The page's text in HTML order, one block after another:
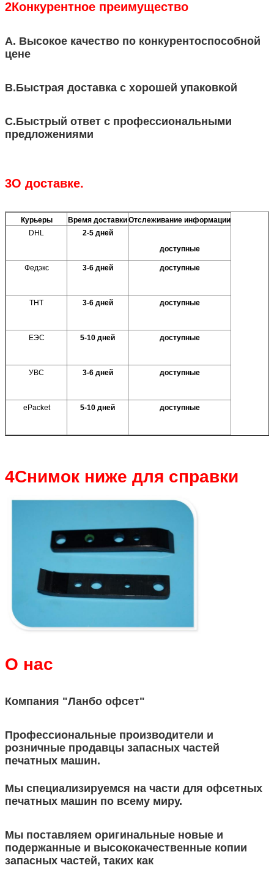
2Конкурентное преимущество
A. Высокое качество по конкурентоспособной
цене
B.Быстрая доставка с хорошей упаковкой
С.Быстрый ответ с профессиональными
предложениями
3О доставке.
Курьеры Время доставкиОтслеживание информации
DHL
2-5 дней
доступные
Федэкс 3-6 дней доступные
ТНТ 3-6 дней доступные
ЕЭС 5-10 дней доступные
УВС 3-6 дней доступные
ePacket 5-10 дней доступные
4Снимок ниже для справки
О нас
Компания "Ланбо офсет"
Профессиональные производители и
розничные продавцы запасных частей
печатных машин.
Мы специализируемся на части для офсетных
печатных машин по всему миру.
Мы поставляем оригинальные новые и
подержанные и высококачественные копии
запасных частей, таких как